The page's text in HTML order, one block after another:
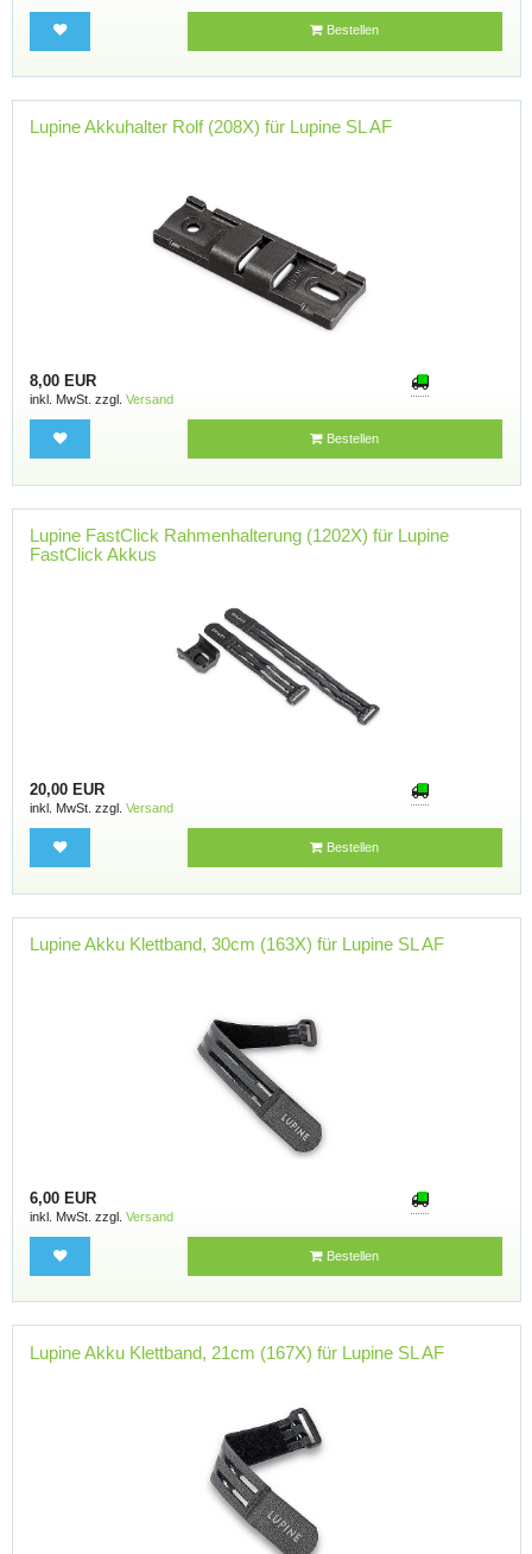
Bestellen
Lupine Akkuhalter Rolf (208X) für Lupine SL AF
8,00 EUR
inkl. MwSt. zzgl. Versand
Bestellen
Lupine FastClick Rahmenhalterung (1202X) für Lupine
FastClick Akkus
20,00 EUR
inkl. MwSt. zzgl. Versand
Bestellen
Lupine Akku Klettband, 30cm (163X) für Lupine SL AF
6,00 EUR
inkl. MwSt. zzgl. Versand
Bestellen
Lupine Akku Klettband, 21cm (167X) für Lupine SL AF